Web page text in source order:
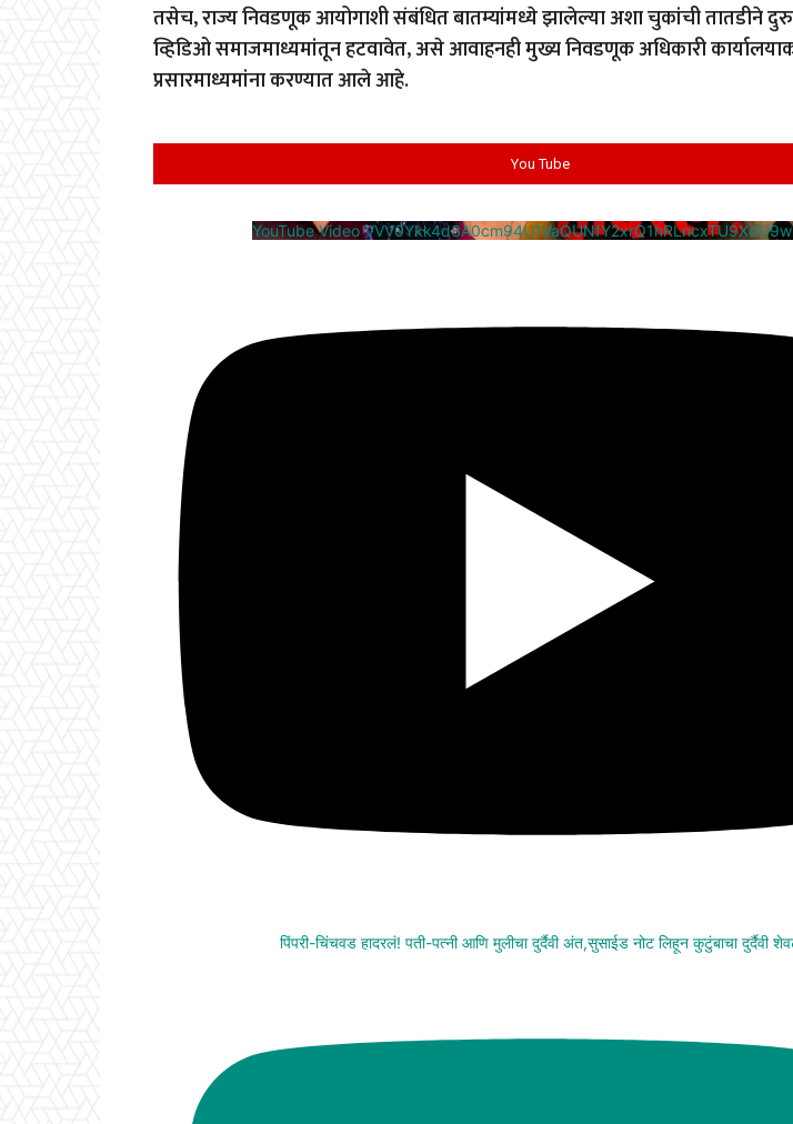
तसेच, राज्य निवडणूक आयोगाशी संबंधित बातम्यांमध्ये झालेल्या अशा चुकांची तातडीने
व्हिडिओ समाजमाध्यमांतून हटवावेत, असे आवाहनही मुख्य निवडणूक अधिकारी
प्रसारमाध्यमांना करण्यात आले आहे.
You Tube
YouTube Video
पिंपरी-चिंचवड हादरलं! पती-पत्नी आणि मुलीचा दुर्दैवी अंत,सुसाईड नोट लिहून कुटुंबाचा दुर्दैवी